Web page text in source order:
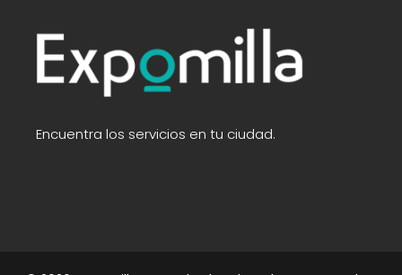
Encuentra los servicios en tu ciudad.